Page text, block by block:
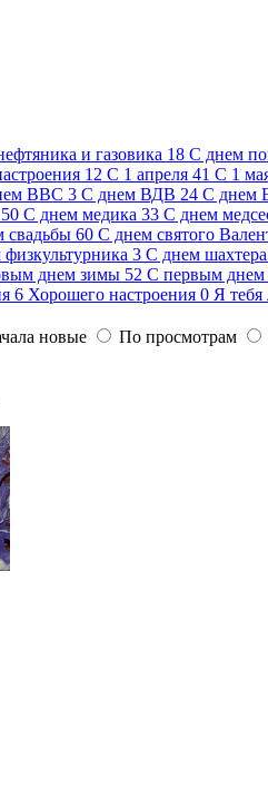
и газовика 18 C днем
12 С 1 апреля 41 С 1
ВВС 3 С днем ВДВ 24 С днем
50 С днем медика 33 С днем
свадьбы 60 С днем святого
3 С днем шахтера
днем зимы 52 С первым днем
6 Хорошего настроения 0 Я
новые По просмотрам